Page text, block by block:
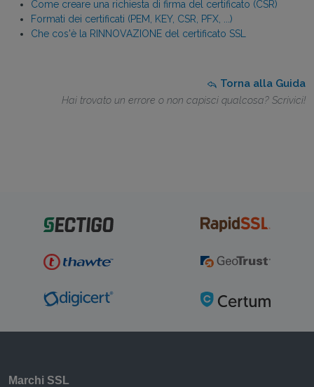
Come creare una richiesta di firma del certificato (CSR)
Formati dei certificati (PEM, KEY, CSR, PFX, ...)
Che cos'è la RINNOVAZIONE del certificato SSL
Torna alla Guida
Hai trovato un errore o non capisci qualcosa? Scrivici!
Marchi SSL